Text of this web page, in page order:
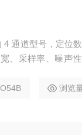
通道型号，定位
、采样率、噪声
浏览